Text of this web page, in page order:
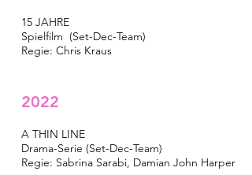
15 JAHRE
Spielfilm (Set-Dec-Team)
Regie: Chris Kraus
2022
A THIN LINE
Drama-Serie (Set-Dec-Team)
Regie: Sabrina Sarabi, Damian John Harper